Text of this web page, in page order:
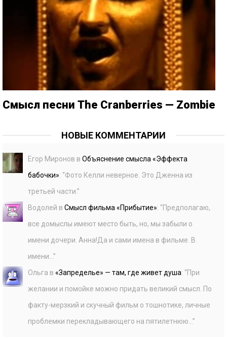
Смысл песни The Cranberries — Zombie
НОВЫЕ КОММЕНТАРИИ
Егор Миронов в Объяснение смысла «Эффекта
бабочки»: “Фото Келли неверное. Это Дженна из
третьей части.”
Водолей в Смысл фильма «Прибытие»: “Предполагаю,
все домыслы имеют место быть, но, мы забыли о
имени дочери. Анна!Да и сами имена в фильме. В
имени… ”
Ольга в «Запределье» — там, где живет душа: “При
желании и помойке можно придать великий смысл. По
факту-мерзкий и скучный фильм о тошнотике, личные
проблемки перекладывающего на пятилетнюю… ”